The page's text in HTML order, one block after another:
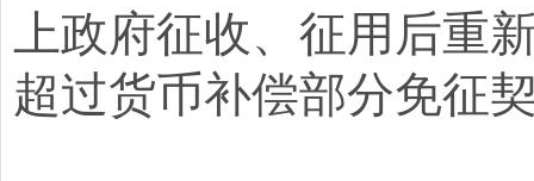
上政府征收、征用后重
超过货币补偿部分免征